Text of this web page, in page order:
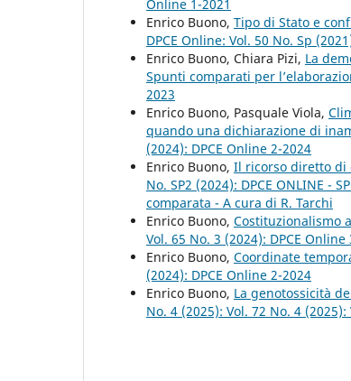
Online 1-2021
Enrico Buono, Tipo di Stato e
DPCE Online: Vol. 50 No. Sp
Enrico Buono, Chiara Pizi, La
Spunti comparati per
2023
Enrico Buono, Pasquale Viola,
quando una dichiarazione di
(2024): DPCE Online 2-2024
Enrico Buono, Il ricorso diretto di
No. SP2 (2024): DPCE ONLINE
comparata - A cura di R. Tarchi
Enrico Buono, Costituzionalismo
Vol. 65 No. 3 (2024): DPCE Online
Enrico Buono, Coordinate
(2024): DPCE Online 2-2024
Enrico Buono, La genotossicità
No. 4 (2025): Vol. 72 No. 4